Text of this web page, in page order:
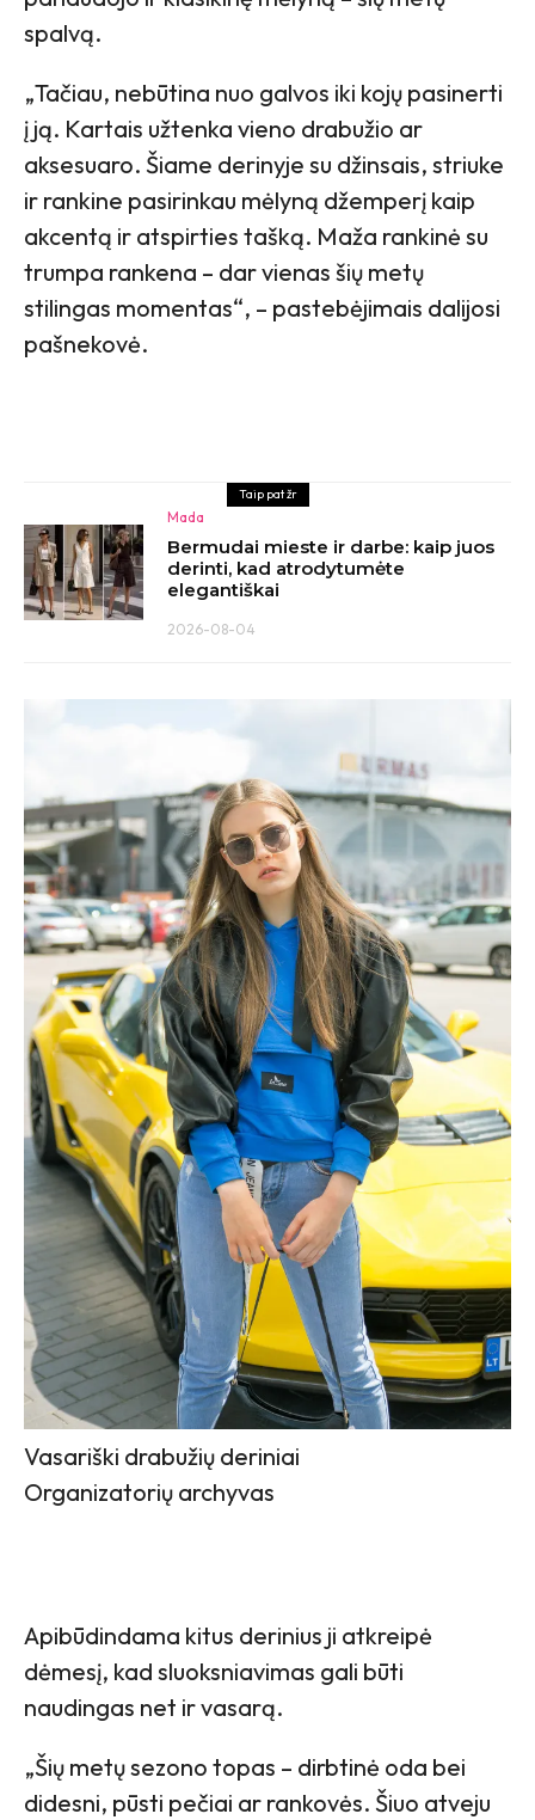
spalvą.
„Tačiau, nebūtina nuo galvos iki kojų pasinerti
į ją. Kartais užtenka vieno drabužio ar
aksesuaro. Šiame derinyje su džinsais, striuke
ir rankine pasirinkau mėlyną džemperį kaip
akcentą ir atspirties tašką. Maža rankinė su
trumpa rankena – dar vienas šių metų
stilingas momentas“, – pastebėjimais dalijosi
pašnekovė.
Taip pat žr
Mada
Bermudai mieste ir darbe: kaip juos
derinti, kad atrodytumėte
elegantiškai
2026-08-04
Vasariški drabužių deriniai
Organizatorių archyvas
Apibūdindama kitus derinius ji atkreipė
dėmesį, kad sluoksniavimas gali būti
naudingas net ir vasarą.
„Šių metų sezono topas – dirbtinė oda bei
didesni, pūsti pečiai ar rankovės. Šiuo atveju